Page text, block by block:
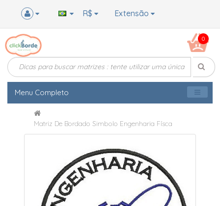
Extensão
R$
0
Menu Completo
Matriz De Bordado Simbolo Engenharia Físca